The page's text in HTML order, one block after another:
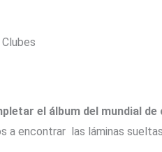
el álbum del mundial de
a encontrar las láminas